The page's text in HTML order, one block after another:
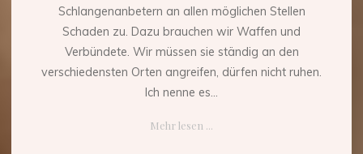
Schlangenanbetern an allen möglichen Stellen
Schaden zu. Dazu brauchen wir Waffen und
Verbündete. Wir müssen sie ständig an den
verschiedensten Orten angreifen, dürfen nicht ruhen.
Ich nenne es...
Mehr lesen ...